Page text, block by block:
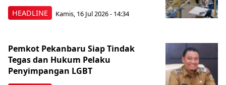
HEADLINE Kamis, 16 Jul 2026 - 14:34
Pemkot Pekanbaru Siap Tindak
Tegas dan Hukum Pelaku
Penyimpangan LGBT